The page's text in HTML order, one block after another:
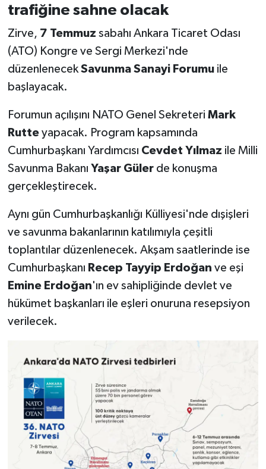
trafiğine sahne olacak
Zirve, 7 Temmuz sabahı Ankara Ticaret Odası
(ATO) Kongre ve Sergi Merkezi'nde
düzenlenecekSavunma Sanayi Forumuile
başlayacak.
Forumun açılışını NATO Genel Sekreteri Mark
Rutteyapacak. Program kapsamında
Cumhurbaşkanı Yardımcısı Cevdet Yılmaz ile Milli
Savunma Bakanı Yaşar Gülerde konuşma
gerçekleştirecek.
Aynı gün Cumhurbaşkanlığı Külliyesi'nde dışişleri
ve savunma bakanlarının katılımıyla çeşitli
toplantılar düzenlenecek. Akşam saatlerinde ise
Cumhurbaşkanı Recep Tayyip Erdoğan ve eşi
Emine Erdoğan'ın ev sahipliğinde devlet ve
hükümet başkanları ile eşleri onuruna resepsiyon
verilecek.